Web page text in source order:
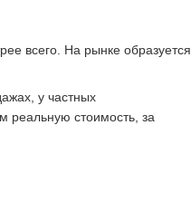
всего. На рынке образуется
у частных
реальную стоимость, за